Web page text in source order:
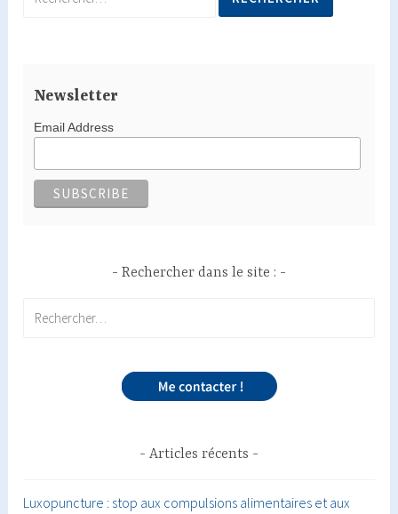
Newsletter
Email Address
Rechercher dans le site :
Articles récents
Luxopuncture : stop aux compulsions alimentaires et aux